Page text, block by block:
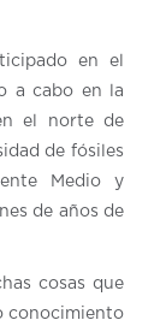
en el
a cabo en la
el norte de
de fósiles
Medio y
de años de
cosas que
conocimiento